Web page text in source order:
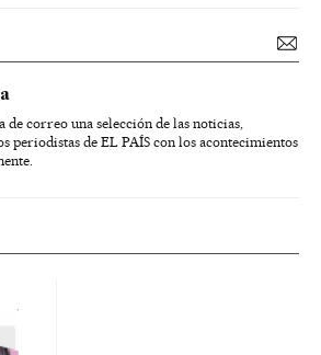
de correo una selección de las noticias,
periodistas de EL PAÍS con los acontecimientos